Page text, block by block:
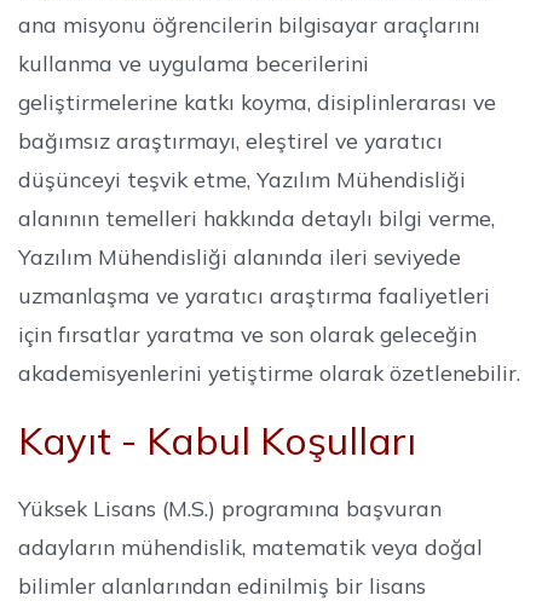
ana misyonu öğrencilerin bilgisayar araçlarını
kullanma ve uygulama becerilerini
geliştirmelerine katkı koyma, disiplinlerarası ve
bağımsız araştırmayı, eleştirel ve yaratıcı
düşünceyi teşvik etme, Yazılım Mühendisliği
alanının temelleri hakkında detaylı bilgi verme,
Yazılım Mühendisliği alanında ileri seviyede
uzmanlaşma ve yaratıcı araştırma faaliyetleri
için fırsatlar yaratma ve son olarak geleceğin
akademisyenlerini yetiştirme olarak özetlenebilir.
Kayıt - Kabul Koşulları
Yüksek Lisans (M.S.) programına başvuran
adayların mühendislik, matematik veya doğal
bilimler alanlarından edinilmiş bir lisans